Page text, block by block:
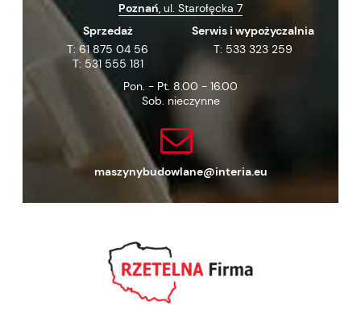
Poznań, ul. Starołęcka 7
Sprzedaż
T:61 875 04 56
T: 531 555 181
Serwis i wypożyczalnia
T: 533 323 259
Pon. - Pt. 8.00 - 16.00
Sob. nieczynne
maszynybudowlane@interia.eu